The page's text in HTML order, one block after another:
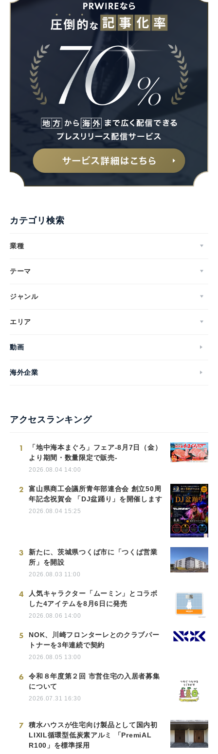
カテゴリ検索
業種
テーマ
ジャンル
エリア
動画
海外企業
アクセスランキング
1
「地中海本まぐろ」フェア-8月7日（金）
より期間・数量限定で販売-
2026.08.04 14:00
2
富山県商工会議所青年部連合会 創立50周
年記念祝賀会 「DJ盆踊り」を開催します
2026.08.04 15:25
3
新たに、茨城県つくば市に「つくば営業
所」を開設
2026.08.03 11:00
4
人気キャラクター「ムーミン」とコラボ
した4アイテムを8月6日に発売
2026.08.06 14:00
5
NOK、川崎フロンターレとのクラブパー
トナーを3年連続で契約
2026.08.05 13:00
6
令和８年度第２回 市営住宅の入居者募集
について
2026.07.31 16:30
7
積水ハウスが住宅向け製品として国内初
LIXIL循環型低炭素アルミ 「PremiAL
R100」を標準採用
Japanese
English